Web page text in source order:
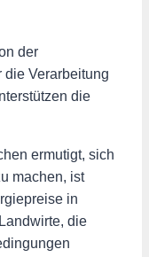
der
die Verarbeitung
die
ermutigt, sich
machen, ist
in
die